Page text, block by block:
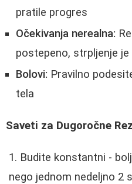
pratile progres
Očekivanja nerealna:
postepeno, strpljenje je
Bolovi: Pravilno
tela
Saveti za Dugoročne
Budite konstantni -
nego jednom nedeljno 2